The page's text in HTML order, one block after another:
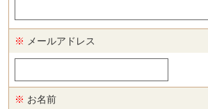
※ メールアドレス
※ お名前